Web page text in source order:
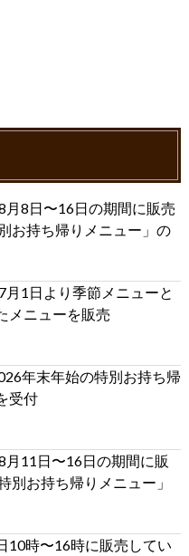
月8日〜16日の期間に販売
お持ち帰りメニュー」の
1日より季節メニューと
メニューを販売
年末年始の特別お持ち帰
受付
月11日〜16日の期間に販
別お持ち帰りメニュー」
10時〜16時に販売してい